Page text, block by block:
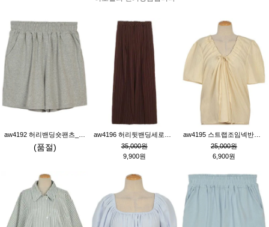
(품절)
35,000원
9,900원
25,000원
6,900원